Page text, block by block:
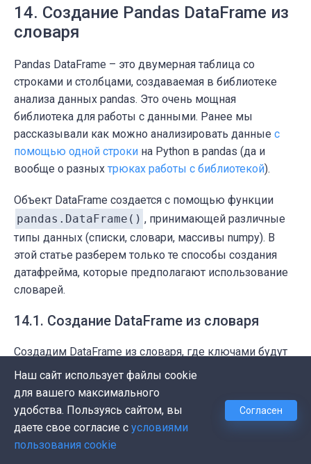
14. Создание Pandas DataFrame из
словаря
Pandas DataFrame – это двумерная таблица со
строками и столбцами, создаваемая в библиотеке
анализа данных pandas. Это очень мощная
библиотека для работы с данными. Ранее мы
рассказывали как можно анализировать данные с
помощью одной строки на Python в pandas (да и
вообще о разных трюках работы с библиотекой).
Объект DataFrame создается с помощью функции
pandas.DataFrame() , принимающей различные
типы данных (списки, словари, массивы numpy). В
этой статье разберем только те способы создания
датафрейма, которые предполагают использование
словарей.
14.1. Создание DataFrame из словаря
Создадим DataFrame из словаря, где ключами будут
имена столбцов, а значениями – данные столбцов:
import pandas as pd
# создать Pandas DataFrame из словаря -
Наш сайт использует файлы cookie
для вашего максимального
удобства. Пользуясь сайтом, вы
даете свое согласие с условиями
пользования cookie
Согласен